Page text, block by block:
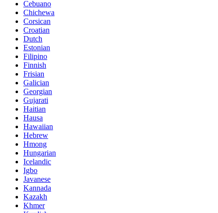
Cebuano
Chichewa
Corsican
Croatian
Dutch
Estonian
Filipino
Finnish
Frisian
Galician
Georgian
Gujarati
Haitian
Hausa
Hawaiian
Hebrew
Hmong
Hungarian
Icelandic
Igbo
Javanese
Kannada
Kazakh
Khmer